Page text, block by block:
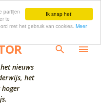
Ik snap het!
partijen
te
met het gebruik van cookies. Meer
nieuws
het